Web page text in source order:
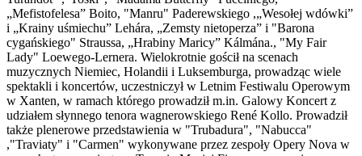
„Mefistofelesa” Boito, "Manru" Paderewskiego ,„Wesołej wdówki”
i „Krainy uśmiechu” Lehára, „Zemsty nietoperza” i "Barona
cygańskiego" Straussa, „Hrabiny Maricy” Kálmána., "My Fair
Lady" Loewego-Lernera. Wielokrotnie gościł na scenach
muzycznych Niemiec, Holandii i Luksemburga, prowadząc wiele
spektakli i koncertów, uczestniczył w Letnim Festiwalu Operowym
w Xanten, w ramach którego prowadził m.in. Galowy Koncert z
udziałem słynnego tenora wagnerowskiego René Kollo. Prowadził
także plenerowe przedstawienia w "Trubadura", "Nabucca"
,"Traviaty" i "Carmen" wykonywane przez zespoły Opery Nova w